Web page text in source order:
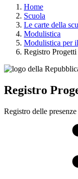
Home
Scuola
Le carte della
Modulistica
Modulistica per
Registro
Registro
Registro delle presenze